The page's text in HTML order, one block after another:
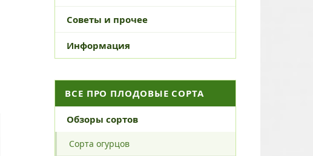
Советы и прочее
Информация
ВСЕ ПРО ПЛОДОВЫЕ СОРТА
Обзоры сортов
Сорта огурцов